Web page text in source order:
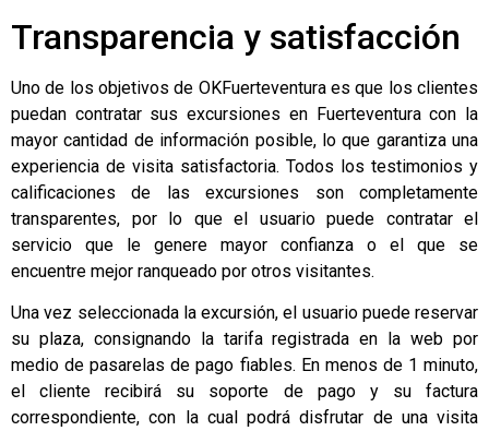
Transparencia y satisfacción
Uno de los objetivos de OKFuerteventura es que los clientes
puedan contratar sus excursiones en Fuerteventura con la
mayor cantidad de información posible, lo que garantiza una
experiencia de visita satisfactoria. Todos los testimonios y
calificaciones de las excursiones son completamente
transparentes, por lo que el usuario puede contratar el
servicio que le genere mayor confianza o el que se
encuentre mejor ranqueado por otros visitantes.
Una vez seleccionada la excursión, el usuario puede reservar
su plaza, consignando la tarifa registrada en la web por
medio de pasarelas de pago fiables. En menos de 1 minuto,
el cliente recibirá su soporte de pago y su factura
correspondiente, con la cual podrá disfrutar de una visita